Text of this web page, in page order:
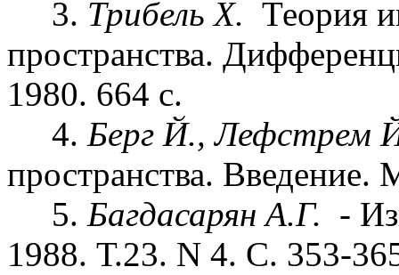
3. Трибель Х. Теория
пространства.
1980. 664 с.
4. Берг Й., Лефстрем
пространства.
5. Багдасарян А.Г. -
1988. Т.23. N 4. С. 353-